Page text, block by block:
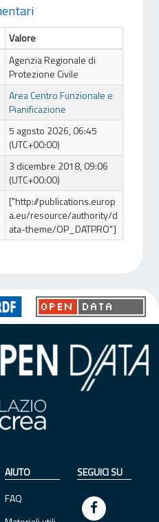
Valore
Agenzia Regionale di
Protezione Civile
Area Centro Funzionale e
Pianificazione
5 agosto 2026, 06:45
(UTC+00:00)
3 dicembre 2018, 09:06
(UTC+00:00)
["http://publications.europ
a.eu/resource/authority/d
ata-theme/OP_DATPRO"]
AIUTO
FAQ
SEGUICI SU